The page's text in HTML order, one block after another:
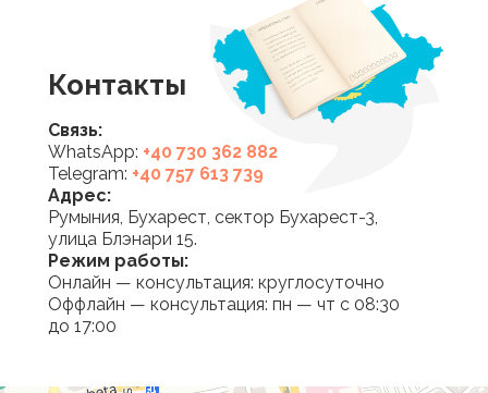
Связь:
WhatsApp: +40 730 362 882
Telegram: +40 757 613 739
Адрес:
Румыния, Бухарест, сектор Бухарест-3,
улица Блэнари 15.
Режим работы:
Онлайн — консультация: круглосуточно
Оффлайн — консультация: пн — чт с 08:30
до 17:00
Контакты